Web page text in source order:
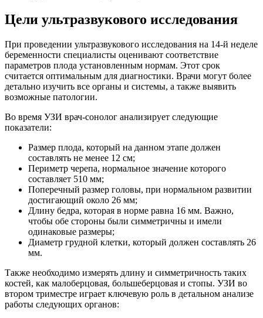
Цели ультразвукового исследования
При проведении ультразвукового исследования на 14-й неделе
беременности специалисты оценивают соответствие
параметров плода установленным нормам. Этот срок
считается оптимальным для диагностики. Врачи могут более
детально изучить все органы и системы, а также выявить
возможные патологии.
Во время УЗИ врач-сонолог анализирует следующие
показатели:
Размер плода, который на данном этапе должен
составлять не менее 12 см;
Периметр черепа, нормальное значение которого
составляет 510 мм;
Поперечный размер головы, при нормальном развитии
достигающий около 26 мм;
Длину бедра, которая в норме равна 16 мм. Важно,
чтобы обе стороны были симметричны и имели
одинаковые размеры;
Диаметр грудной клетки, который должен составлять 26
мм.
Также необходимо измерять длину и симметричность таких
костей, как малоберцовая, большеберцовая и стопы. УЗИ во
втором триместре играет ключевую роль в детальном анализе
работы следующих органов: